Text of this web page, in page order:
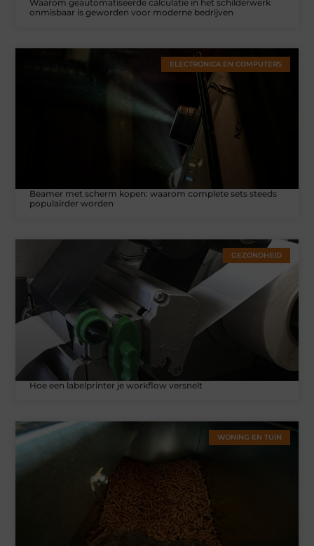
Waarom geautomatiseerde calculatie in het schilderwerk
onmisbaar is geworden voor moderne bedrijven
ELECTRONICA EN COMPUTERS
Beamer met scherm kopen: waarom complete sets steeds
populairder worden
GEZONDHEID
Hoe een labelprinter je workflow versnelt
WONING EN TUIN